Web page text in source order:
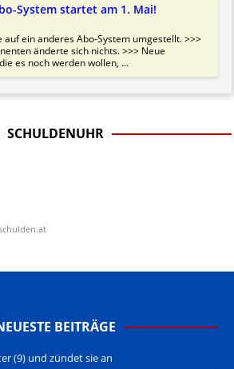
System startet am 1. Mai!
auf ein anderes Abo-System umgestellt. >>>
änderte sich nichts. >>> Neue
es noch werden wollen, ...
SCHULDENUHR
BEITRÄGE
(9) und zündet sie an